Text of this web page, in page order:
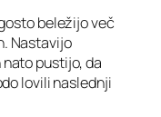
beležijo več
Nastavijo
pustijo, da
lovili naslednji